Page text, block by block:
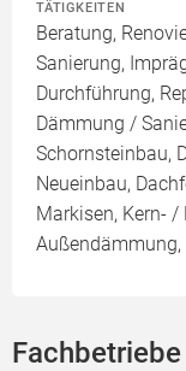
TÄTIGKEITEN
Beratung,
Sanierung,
Durchführung,
Dämmung /
Schornsteinbau,
Neueinbau,
Markisen, Kern-